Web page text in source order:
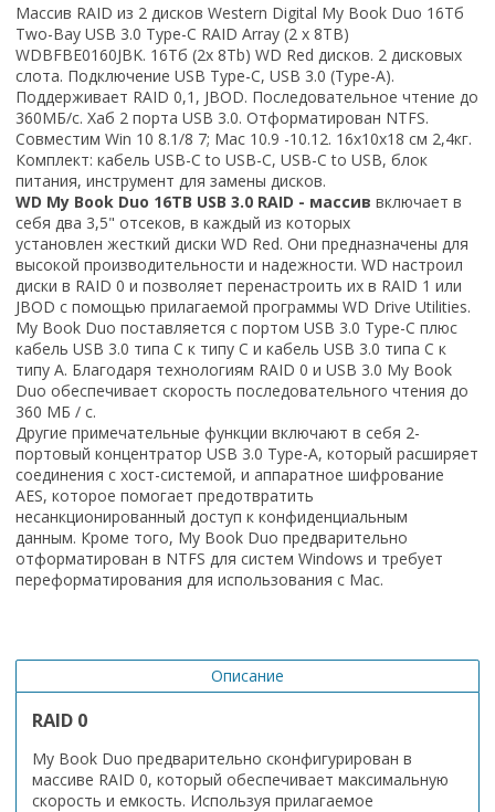
Массив RAID из 2 дисков Western Digital My Book Duo 16Тб
Two-Bay USB 3.0 Type-C RAID Array (2 x 8TB)
WDBFBE0160JBK. 16Тб (2x 8Tb) WD Red дисков. 2 дисковых
слота. Подключение USB Type-C, USB 3.0 (Type-A).
Поддерживает RAID 0,1, JBOD. Последовательное чтение до
360МБ/с. Хаб 2 порта USB 3.0. Отформатирован NTFS.
Совместим Win 10 8.1/8 7; Mac 10.9 -10.12. 16x10x18 см 2,4кг.
Комплект: кабель USB-C to USB-C, USB-C to USB, блок
питания, инструмент для замены дисков.
WD My Book Duo 16TB USB 3.0 RAID - массив включает в
себя два 3,5" отсеков, в каждый из которых
установлен жесткий диски WD Red. Они предназначены для
высокой производительности и надежности. WD настроил
диски в RAID 0 и позволяет перенастроить их в RAID 1 или
JBOD с помощью прилагаемой программы WD Drive Utilities.
My Book Duo поставляется с портом USB 3.0 Type-C плюс
кабель USB 3.0 типа C к типу C и кабель USB 3.0 типа C к
типу A. Благодаря технологиям RAID 0 и USB 3.0 My Book
Duo обеспечивает скорость последовательного чтения до
360 МБ / с.
Другие примечательные функции включают в себя 2-
портовый концентратор USB 3.0 Type-A, который расширяет
соединения с хост-системой, и аппаратное шифрование
AES, которое помогает предотвратить
несанкционированный доступ к конфиденциальным
данным. Кроме того, My Book Duo предварительно
отформатирован в NTFS для систем Windows и требует
переформатирования для использования с Mac.
Описание
RAID 0
My Book Duo предварительно сконфигурирован в
массиве RAID 0, который обеспечивает максимальную
скорость и емкость. Используя прилагаемое